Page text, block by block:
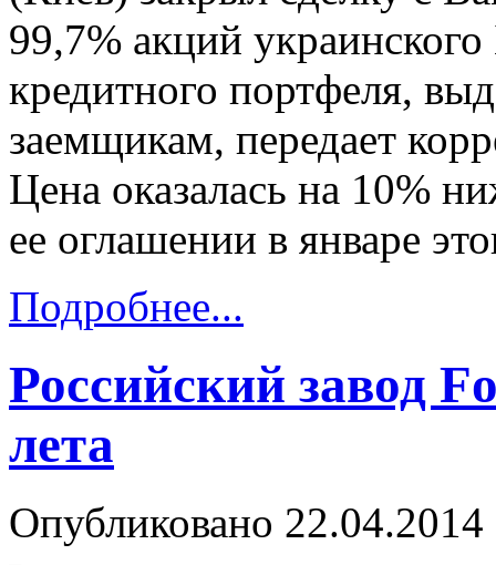
99,7% акций
кредитного портфеля,
заемщикам, передает
Цена оказалась на 10%
ее оглашении в январе
Подробнее...
Российский завод
лета
Опубликовано